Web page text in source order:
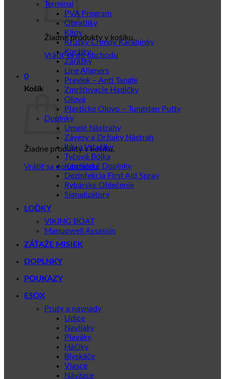
Žiadne produkty v košíku.
Vrátiť sa do obchodu
0
Košík
Žiadne produkty v košíku.
Vrátiť sa do obchodu
Terminal
PVA Program
Obratlíky
Klipy
Krúžky Crimpy Karabinky
Korálky
Zarážky
Line Aligners
Prevlek – Anti Tangle
Zmršťovacie Hadičky
Olová
Plastické Olovo – Tungsten Putty
Doplnky
Umelé Nástrahy
Závesy a Držiaky Nástrah
Ihly a Vrtačiky
Tyčová Bójka
Kaprářské Doplnky
Dezinfekcia First Aid Spray
Rybárske Oblečenie
Signalizátory
LOĎKY
VIKING BOAT
Manuowell Assassin
ZÁŤAŽE MISIEK
DOPLNKY
POUKAZY
ESOX
Pruty a navnady
Udice
Navijaky
Plaváky
Háčiky
Blyskáče
Vlasce
Náväzce